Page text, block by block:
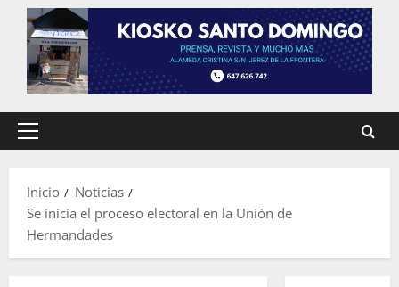
Menú
Inicio
Noticias
Se inicia el proceso electoral en la Unión de
Hermandades